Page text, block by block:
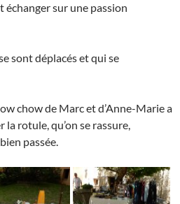
échanger sur une passion
sont déplacés et qui se
chow de Marc et d’Anne-Marie a
la rotule, qu’on se rassure,
passée.